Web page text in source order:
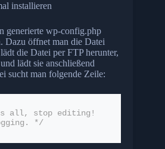
installieren
generierte wp-config.php
Dazu öffnet man die Datei
die Datei per FTP herunter,
lädt sie anschließend
sucht man folgende Zeile:
all, stop editing!
*/